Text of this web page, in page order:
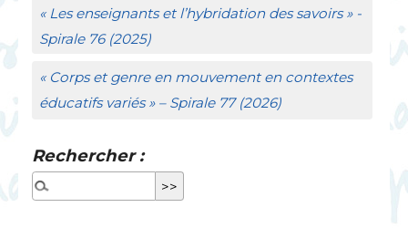
« Les enseignants et l’hybridation des savoirs » -
Spirale76 (2025)
« Corps et genre en mouvement en contextes
éducatifs variés » – Spirale77 (2026)
Rechercher :